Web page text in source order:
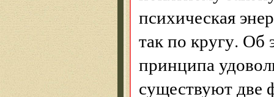
психическая
так по кругу. Об
принципа
существуют две